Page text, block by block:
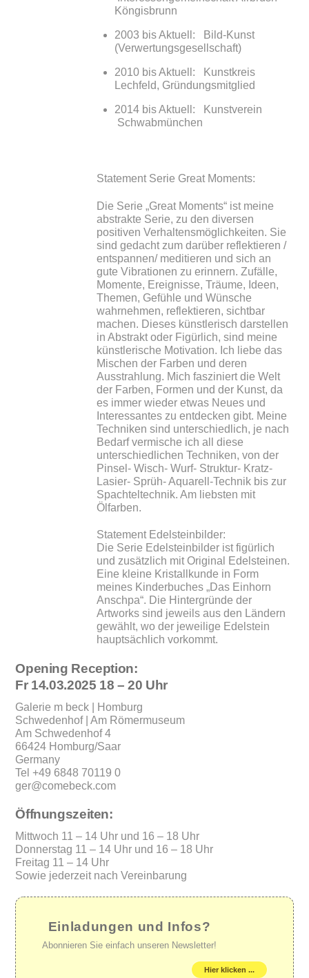
Köngisbrunn
2003 bis Aktuell: Bild-Kunst
(Verwertungsgesellschaft)
2010 bis Aktuell: Kunstkreis
Lechfeld, Gründungsmitglied
2014 bis Aktuell: Kunstverein
Schwabmünchen
Statement Serie Great Moments:
Die Serie „Great Moments“ ist meine
abstrakte Serie, zu den diversen
positiven Verhaltensmöglichkeiten. Sie
sind gedacht zum darüber reflektieren /
entspannen/ meditieren und sich an
gute Vibrationen zu erinnern. Zufälle,
Momente, Ereignisse, Träume, Ideen,
Themen, Gefühle und Wünsche
wahrnehmen, reflektieren, sichtbar
machen. Dieses künstlerisch darstellen
in Abstrakt oder Figürlich, sind meine
künstlerische Motivation. Ich liebe das
Mischen der Farben und deren
Ausstrahlung. Mich fasziniert die Welt
der Farben, Formen und der Kunst, da
es immer wieder etwas Neues und
Interessantes zu entdecken gibt. Meine
Techniken sind unterschiedlich, je nach
Bedarf vermische ich all diese
unterschiedlichen Techniken, von der
Pinsel- Wisch- Wurf- Struktur- Kratz-
Lasier- Sprüh- Aquarell-Technik bis zur
Spachteltechnik. Am liebsten mit
Ölfarben.
Statement Edelsteinbilder:
Die Serie Edelsteinbilder ist figürlich
und zusätzlich mit Original Edelsteinen.
Eine kleine Kristallkunde in Form
meines Kinderbuches „Das Einhorn
Anschpa“. Die Hintergründe der
Artworks sind jeweils aus den Ländern
gewählt, wo der jeweilige Edelstein
hauptsächlich vorkommt.
Opening Reception:
Fr 14.03.2025 18 – 20 Uhr
Galerie m beck | Homburg
Schwedenhof | Am Römermuseum
Am Schwedenhof 4
66424 Homburg/Saar
Germany
Tel +49 6848 70119 0
ger@comebeck.com
Öffnungszeiten:
Mittwoch 11 – 14 Uhr und 16 – 18 Uhr
Donnerstag 11 – 14 Uhr und 16 – 18 Uhr
Freitag 11 – 14 Uhr
Sowie jederzeit nach Vereinbarung
Einladungen und Infos?
Abonnieren Sie einfach unseren Newsletter!
Hier klicken ...